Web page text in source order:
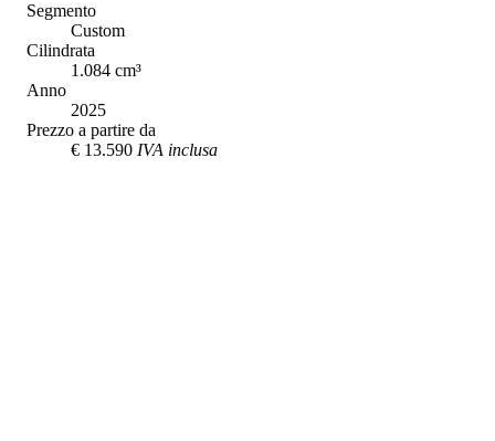
Segmento
Custom
Cilindrata
1.084 cm³
Anno
2025
Prezzo a partire da
€ 13.590 IVA inclusa